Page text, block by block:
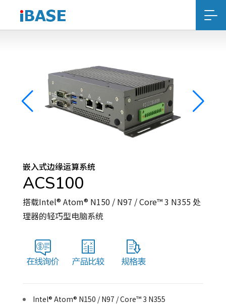
嵌入式边缘运算系统
ACS100
搭载Intel® Atom® N150 / N97 / Core™ 3 N355 处
理器的轻巧型电脑系统
Intel® Atom® N150 / N97 / Core™ 3 N355